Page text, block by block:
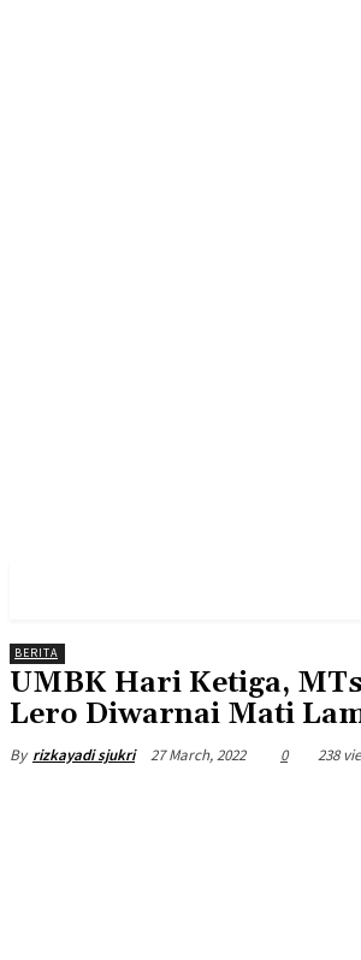
BERITA
UMBK Hari Ketiga,
Lero Diwarnai Mati
By rizkayadi sjukri 27 March, 2022 0 238